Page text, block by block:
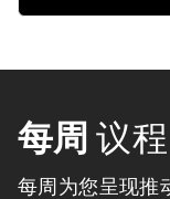
每周 议程
每周为您呈现推